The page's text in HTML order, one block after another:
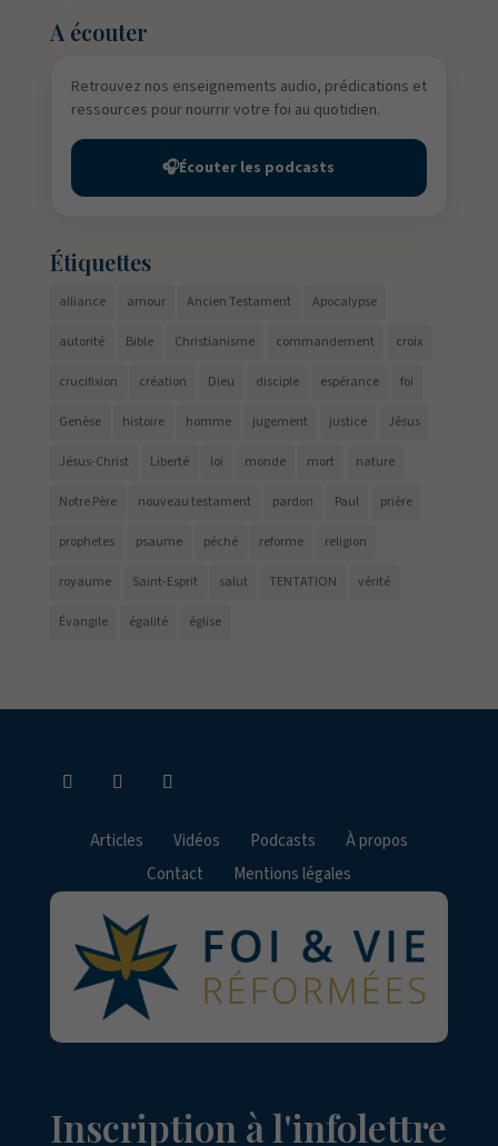
A écouter
Retrouvez nos enseignements audio, prédications et
ressources pour nourrir votre foi au quotidien.
🎧Écouter les podcasts
Étiquettes
alliance amour Ancien Testament Apocalypse
autorité Bible Christianisme commandement croix
crucifixion création Dieu disciple espérance foi
Genèse histoire homme jugement justice Jésus
Jésus-Christ Liberté loi monde mort nature
Notre Père nouveau testament pardon Paul prière
prophetes psaume péché reforme religion
royaume Saint-Esprit salut TENTATION vérité
Évangile égalité église
Articles Vidéos Podcasts
À propos
Contact
Mentions légales
Inscription à l'infolettre